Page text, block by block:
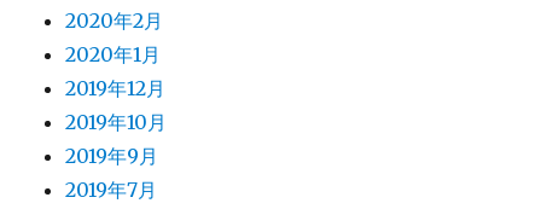
2020年2月
2020年1月
2019年12月
2019年10月
2019年9月
2019年7月